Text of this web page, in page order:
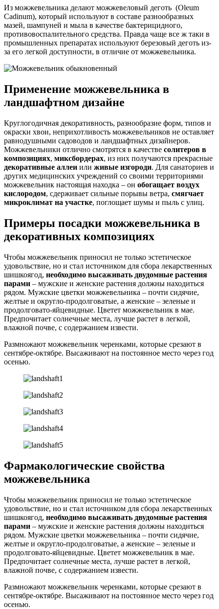
Из можжевельника делают можжевеловый деготь (Oleum
Cadinum), который используют в составе разнообразных
мазей, шампуней и мыла в качестве бактерицидного,
противовоспалительного средства. Правда чаще все ж таки в
промышленных препаратах используют березовый деготь из-
за его легкой доступности, в отличие от можжевельника.
Применение можжевельника в
ландшафтном дизайне
Круглогодичная декоративность, разнообразие форм, типов и
окраски хвои, неприхотливость можжевельников не оставляет
равнодушными садоводов и ландшафтных дизайнеров.
Можжевельники отлично смотрятся в качестве солитеров в
композициях, миксбордерах, из них получаются прекрасные
декоративные аллеи или живые изгороди. Для санаториев и
других медицинских учреждений со своими территориями
можжевельник настоящая находка – он обогащает воздух
кислородом, сдерживает сильные порывы ветра, смягчает
микроклимат на участке, поглощает шумы и пыль с улиц.
Примеры посадки можжевельника в
декоративных композициях
Чтобы можжевельник приносил не только эстетическое
удовольствие, но и стал источником для сбора лекарственных
шишкоягод, необходимо высаживать двудомные растения
парами – мужские и женские растения должны находиться
рядом. Мужские цветки можжевельника – почти сидячие,
желтые и округло-продолговатые, а женские – зеленые и
продолговато-яйцевидные. Цветет можжевельник в мае.
Предпочитает солнечные места, лучше растет в легкой,
влажной почве, с содержанием извести.
Размножают можжевельник черенками, которые срезают в
сентябре-октябре. Высаживают на постоянное место через год
осенью.
Фармакологические свойства
можжевельника
Чтобы можжевельник приносил не только эстетическое
удовольствие, но и стал источником для сбора лекарственных
шишкоягод, необходимо высаживать двудомные растения
парами – мужские и женские растения должны находиться
рядом. Мужские цветки можжевельника – почти сидячие,
желтые и округло-продолговатые, а женские – зеленые и
продолговато-яйцевидные. Цветет можжевельник в мае.
Предпочитает солнечные места, лучше растет в легкой,
влажной почве, с содержанием извести.
Размножают можжевельник черенками, которые срезают в
сентябре-октябре. Высаживают на постоянное место через год
осенью.